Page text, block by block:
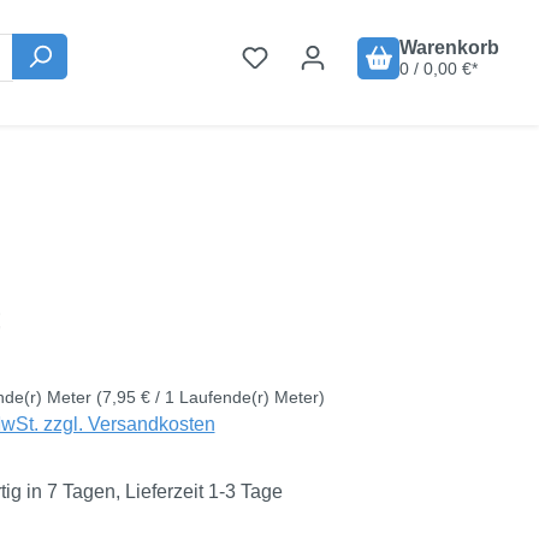
Warenkorb
0 / 0,00 €*
Meter (7,95 € / 1 Laufende(r) Meter)
zzgl. Versandkosten
in 7 Tagen, Lieferzeit 1-3 Tage